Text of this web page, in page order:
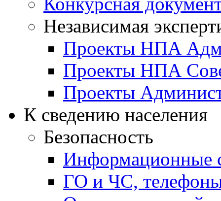
Независимая
Проекты НПА
Проекты НПА
Проекты
К сведению населения
Безопасность
Информационные
ГО и ЧС,